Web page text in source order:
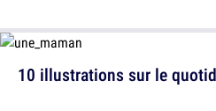
10 illustrations sur le